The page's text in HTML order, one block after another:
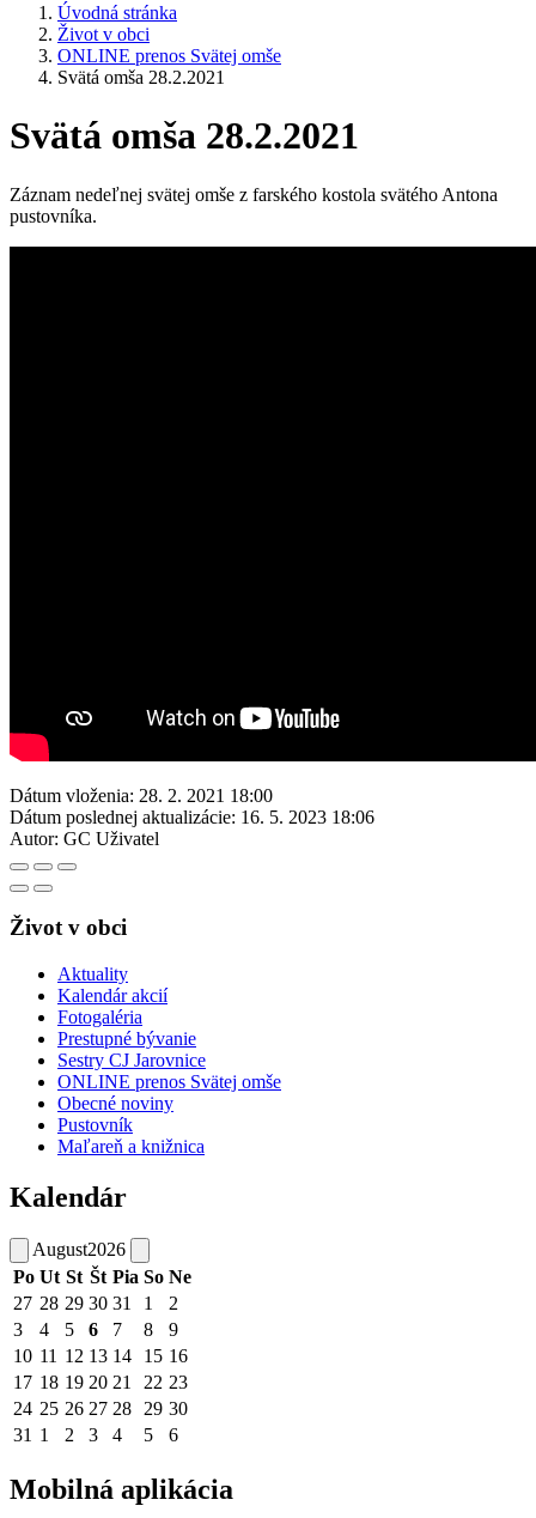
Úvodná stránka
Život v obci
ONLINE prenos Svätej omše
Svätá omša 28.2.2021
Svätá omša 28.2.2021
Záznam nedeľnej svätej omše z farského kostola svätého Antona
pustovníka.
Dátum vloženia: 28. 2. 2021 18:00
Dátum poslednej aktualizácie: 16. 5. 2023 18:06
Autor: GC Uživatel
Život v obci
Aktuality
Kalendár akcií
Fotogaléria
Prestupné bývanie
Sestry CJ Jarovnice
ONLINE prenos Svätej omše
Obecné noviny
Pustovník
Maľareň a knižnica
Kalendár
August2026
Po Ut St Št Pia So Ne
27 28 29 30 31 1
2
3
4 5 6 7 8
9
10 11 12 13 14 15 16
17 18 19 20 21 22 23
24 25 26 27 28 29 30
31 1 2 3 4 5 6
Mobilná aplikácia